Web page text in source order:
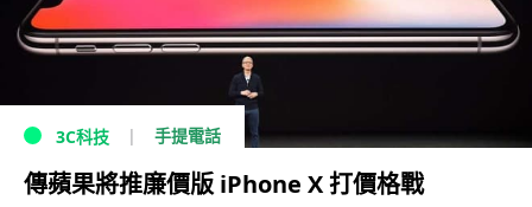
3C科技 手提電話
傳蘋果將推廉價版 iPhone X 打價格戰